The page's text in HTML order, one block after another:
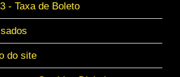
- Taxa de Boleto
do site